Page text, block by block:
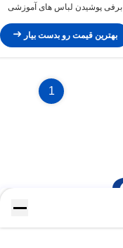
برفی پوشیدن لباس های آموزشی
بهترین قیمت رو بدست بیار
1